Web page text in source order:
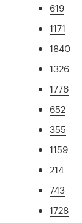
619
1171
1840
1326
1776
652
355
1159
214
743
1728